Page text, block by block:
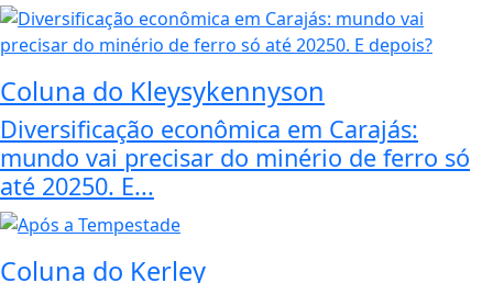
Coluna do Kleysykennyson
Diversificação econômica em Carajás:
mundo vai precisar do minério de ferro só
até 20250. E...
Coluna do Kerley